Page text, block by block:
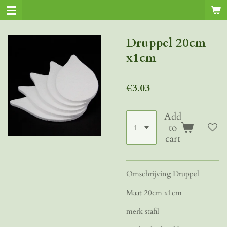
Skip
to
Druppel 20cm
x1cm
€3.03
Add
to
cart
Omschrijving Druppel
Maat 20cm x1cm
merk stafil